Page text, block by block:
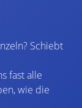
Schiebt
fast alle
wie die